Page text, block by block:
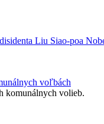
Liu Siao-poa
voľbách
komunálnych volieb.